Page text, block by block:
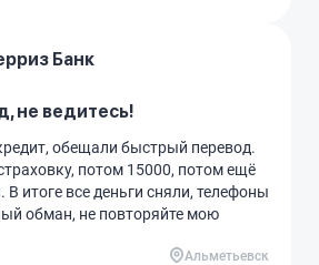
Банк
не ведитесь!
обещали быстрый перевод.
потом 15000, потом ещё
В итоге все деньги сняли, телефоны
обман, не повторяйте мою
Альметьевск